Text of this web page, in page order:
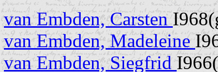
van Embden, Carsten
van Embden, Madeleine
van Embden, Siegfrid